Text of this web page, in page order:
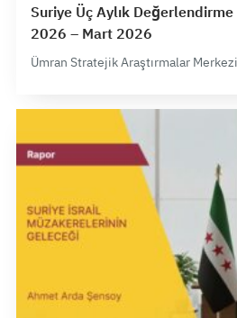
Suriye Üç Aylık
2026 – Mart 2026
Ümran Stratejik Araştırmalar